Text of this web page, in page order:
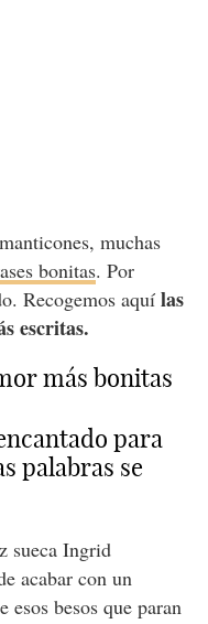
muchas
bonitas. Por
Recogemos aquí las
escritas.
más bonitas
para
palabras se
sueca Ingrid
acabar con un
besos que paran